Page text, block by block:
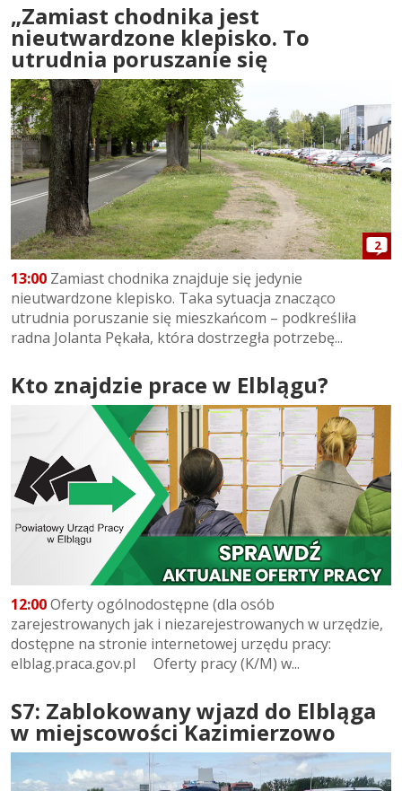
„Zamiast chodnika jest
nieutwardzone klepisko. To
utrudnia poruszanie się
2
13:00 Zamiast chodnika znajduje się jedynie
nieutwardzone klepisko. Taka sytuacja znacząco
utrudnia poruszanie się mieszkańcom – podkreśliła
radna Jolanta Pękała, która dostrzegła potrzebę...
Kto znajdzie prace w Elblągu?
12:00Oferty ogólnodostępne (dla osób
zarejestrowanych jak i niezarejestrowanych w urzędzie,
dostępne na stronie internetowej urzędu pracy:
elblag.praca.gov.pl Oferty pracy (K/M) w...
S7: Zablokowany wjazd do Elbląga
w miejscowości Kazimierzowo